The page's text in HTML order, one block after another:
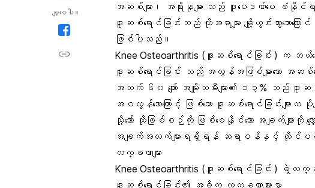
မျှဝေပါ။
အဆစ်များ၊ အရိုးနုများ သည် ဒူပေဒဏ်ပေ ခံနိုင်ရန်
ဒူးဆစ်ရောင်ခြင်းသည် ထိုအရာများ ချို့ယွင်းသွားသောကြ
ဖြစ်ပါသည်။
Knee Osteoarthritis (ဒူးဆစ်ရောင်ခြင်း ) က ဘယ်
ဒူးဆစ်ရောင်ခြင်း သည် အလွန်အဖြစ်များသော အဆ
အသက် ၆၀ ကျော် အမျိုးသမီးများ၏ ၁၃% သည် ဒူးဆ
အဝလွန်သောကြောင့် ဖြစ်သော ဒူးဆစ်ရောင်ခြင်းများက ပို
သို့သော် ထိုဖြစ်စဉ်ကို ဖြစ်စေနိုင်သော အချက်များကို လျှေ
အချက်အလက်များရရှိရန် ဆရာဝန်နှင့် တိုင်
လက္ခဏာများ
Knee Osteoarthritis (ဒူးဆစ်ရောင်ခြင်း ) ရဲ့လက္
ဒူးဆစ်ရောင်ခြင်း၏ အဓိက လက္ခဏာများမှာ